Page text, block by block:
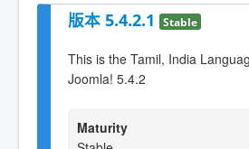
版本 5.4.2.1 Stable
This is the Tamil, India
Joomla! 5.4.2
Maturity